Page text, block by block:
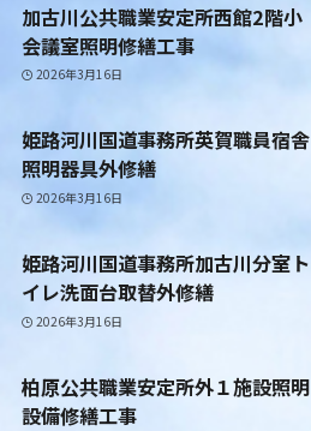
加古川公共職業安定所西館2階小
会議室照明修繕工事
2026年3月16日
姫路河川国道事務所英賀職員宿舎
照明器具外修繕
2026年3月16日
姫路河川国道事務所加古川分室ト
イレ洗面台取替外修繕
2026年3月16日
柏原公共職業安定所外１施設照明
設備修繕工事